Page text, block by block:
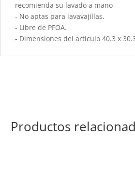
recomienda su lavado a mano
- No aptas para lavavajillas.
- Libre de PFOA.
- Dimensiones del artículo 40.3 x
Productos